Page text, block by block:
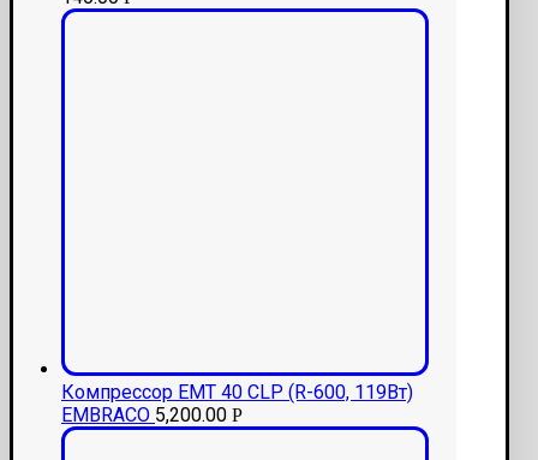
Компрессор EMT 40 CLP (R-600, 119Вт)
EMBRACO 5,200.00 Р